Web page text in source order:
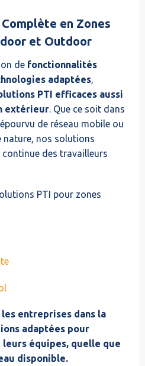
en Zones
et Outdoor
de fonctionnalités
adaptées,
PTI efficaces aussi
extérieur. Que ce soit dans
de réseau mobile ou
nature, nos solutions
des travailleurs
PTI pour zones
entreprises dans la
adaptées pour
équipes, quelle que
disponible.